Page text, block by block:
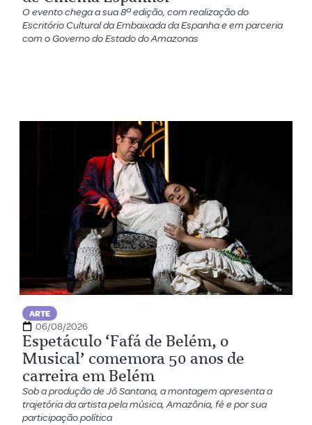
O evento chega a sua 8ª edição, com realização do
Escritório Cultural da Embaixada da Espanha e em parceria
com o Governo do Estado do Amazonas
ARTE
06/08/2026
Espetáculo ‘Fafá de Belém, o
Musical’ comemora 50 anos de
carreira em Belém
Sob a produção de Jô Santana, a montagem apresenta a
trajetória da artista pela música, Amazônia, fé e por sua
participação política